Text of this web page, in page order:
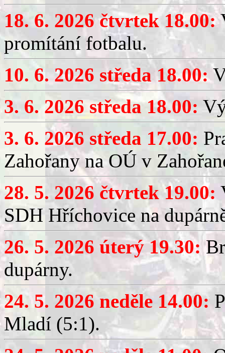
18. 6. 2026 čtvrtek 18.00:
promítání fotbalu.
10. 6. 2026 středa 18.00:
3. 6. 2026 středa 18.00:
3. 6. 2026 středa 17.00:
Zahořany na OÚ v
28. 5. 2026 čtvrtek 19.00:
SDH Hříchovice na
26. 5. 2026 úterý 19.30:
dupárny.
24. 5. 2026 neděle 14.00:
Mladí (5:1).